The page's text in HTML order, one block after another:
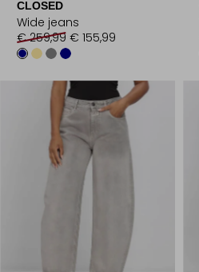
CLOSED
Wide jeans
€ 259,99 € 155,99